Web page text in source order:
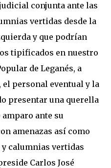
conjunta ante las
vertidas desde la
y que podrían
tipificados en nuestro
de Leganés, a
el personal eventual y la
presentar una querella
amparo ante su
amenazas así como
calumnias vertidas
Carlos José